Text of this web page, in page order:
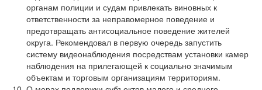
органам полиции и судам привлекать виновных к
ответственности за неправомерное поведение и
предотвращать антисоциальное поведение жителей
округа. Рекомендовал в первую очередь запустить
систему видеонаблюдения посредствам установки камер
наблюдения на прилегающей к социально значимым
объектам и торговым организациям территориям.